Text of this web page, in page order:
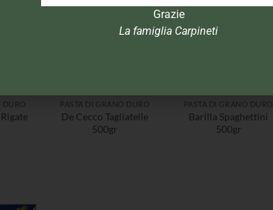
DURO PASTA DI GRANO DURO
De Cecco Tagliatelle
500gr
PASTA DI GRANO DURO
Barilla Spaghettini
500gr
Grazie
La famiglia Carpineti